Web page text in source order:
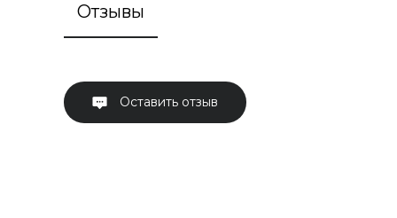
Отзывы
Оставить отзыв